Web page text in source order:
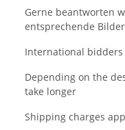
Gerne beantworten
entsprechende
International bidders
Depending on the
take longer
Shipping charges